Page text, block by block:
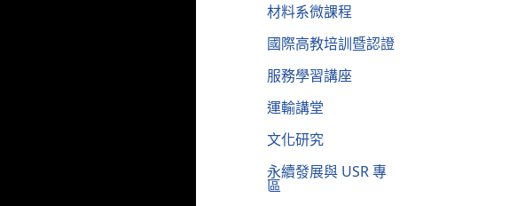
材料系微課程
國際高教培訓暨認證
服務學習講座
運輸講堂
文化研究
永續發展與 USR 專
區